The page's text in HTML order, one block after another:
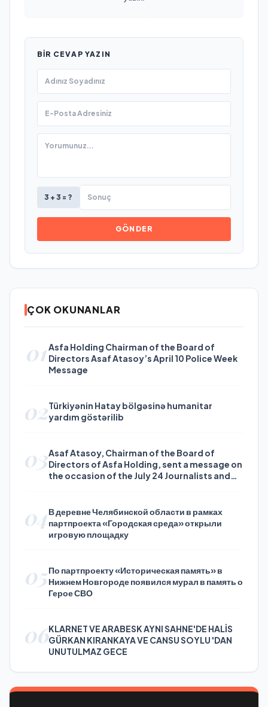
BIR CEVAP YAZIN
3 + 3 = ?
GÖNDER
ÇOK OKUNANLAR
01Asfa Holding Chairman of the Board of
Directors Asaf Atasoy’s April 10 Police Week
Message
02Türkiyənin Hatay bölgəsinə humanitar
yardım göstərilib
03Asaf Atasoy, Chairman of the Board of
Directors of Asfa Holding, sent a message on
the occasion of the July 24 Journalists and
04В деревне Челябинской области в рамках
партпроекта «Городская среда» открыли
игровую площадку
05По партпроекту «Историческая память» в
Нижнем Новгороде появился мурал в память о
Герое СВО
06KLARNET VE ARABESK AYNI SAHNE'DE HALİS
GÜRKAN KIRANKAYA VE CANSU SOYLU 'DAN
UNUTULMAZ GECE